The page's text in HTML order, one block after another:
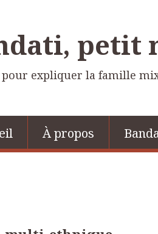
petit
pour expliquer la famille
À propos